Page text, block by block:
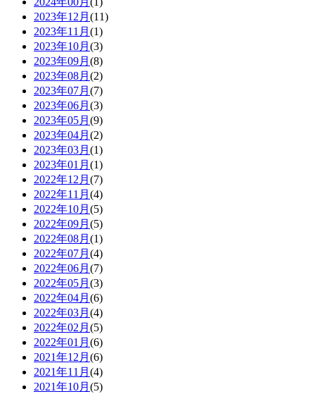
2023年12月 (11)
2023年11月 (1)
2023年10月 (3)
2023年09月 (8)
2023年08月 (2)
2023年07月 (7)
2023年06月 (3)
2023年05月 (9)
2023年04月 (2)
2023年03月 (1)
2023年01月 (1)
2022年12月 (7)
2022年11月 (4)
2022年10月 (5)
2022年09月 (5)
2022年08月 (1)
2022年07月 (4)
2022年06月 (7)
2022年05月 (3)
2022年04月 (6)
2022年03月 (4)
2022年02月 (5)
2022年01月 (6)
2021年12月 (6)
2021年11月 (4)
2021年10月 (5)